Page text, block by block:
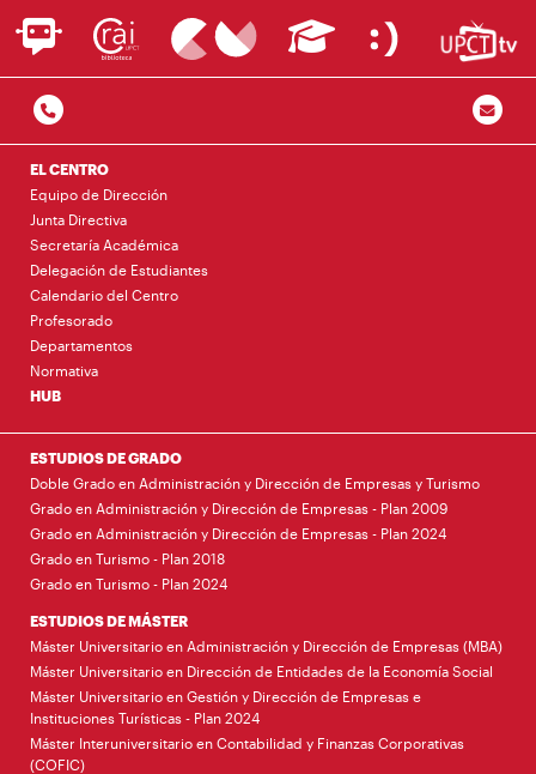
EL CENTRO
Equipo de Dirección
Junta Directiva
Secretaría Académica
Delegación de Estudiantes
Calendario del Centro
Profesorado
Departamentos
Normativa
HUB
ESTUDIOS DE GRADO
Doble Grado en Administración y Dirección de Empresas y Turismo
Grado en Administración y Dirección de Empresas - Plan 2009
Grado en Administración y Dirección de Empresas - Plan 2024
Grado en Turismo - Plan 2018
Grado en Turismo - Plan 2024
ESTUDIOS DE MÁSTER
Máster Universitario en Administración y Dirección de Empresas (MBA)
Máster Universitario en Dirección de Entidades de la Economía Social
Máster Universitario en Gestión y Dirección de Empresas e
Instituciones Turísticas - Plan 2024
Máster Interuniversitario en Contabilidad y Finanzas Corporativas
(COFIC)